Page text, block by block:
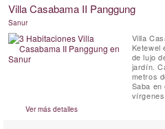
playa.
Villa Casabama II Panggung
Sanur
Villa
Ketewel
de lujo
jardín.
metros
Saba
en los
Ver más detalles